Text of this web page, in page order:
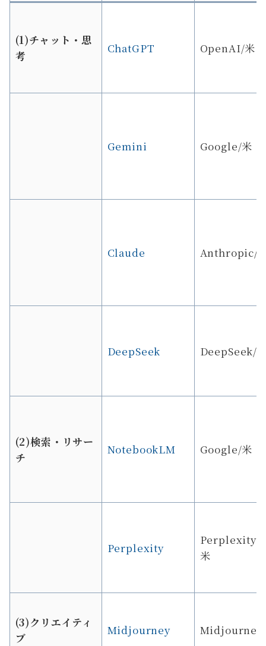
(1)チャット・思
考
ChatGPT OpenAI/米
Gemini Google/米
Claude Anthropic/
DeepSeek DeepSeek/
(2)検索・リサー
チ
NotebookLM Google/米
Perplexity
Perplexity
米
(3)クリエイティ
ブ
Midjourney